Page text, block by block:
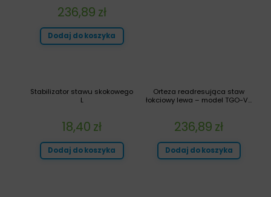
236,89 zł
Dodaj do koszyka
Orteza readresująca staw
łokciowy lewa – model TGO-V...
236,89 zł
Dodaj do koszyka
Stabilizator stawu skokowego
L
18,40 zł
Dodaj do koszyka